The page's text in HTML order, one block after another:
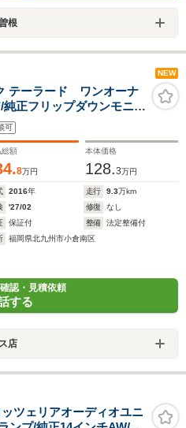
根
NEW
テーラード ワンオーナ
正フリップダウンモニタ
カメラ/プリクラッシュ
ャーアラート/両側パワス
可
総額
8万円
本体価格
128.3万円
2016年 走行 9.3万km
'27/02 修復
なし
保証付 整備
法定整備付
福岡県北九州市小倉南区
認・見積依頼
する
店
ツェリアオーディオユニ